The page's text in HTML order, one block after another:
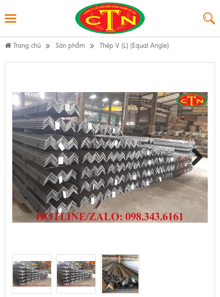
Trang chủ Sản phẩm Thép V (L) (Equal Angle)
Next